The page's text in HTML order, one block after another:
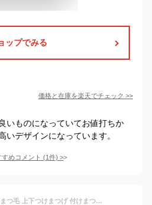
ップでみる
価格と在庫を楽天でチェック >>
いものになっていてお値打ちか
いデザインになっています。
めコメント (1件) >
つけまつげ 上まつ毛 下まつ毛 上下つけまつげ 付けまつ毛 アイラッシュ アイラッシュ V字デザイン 長さ6mm 5ペア入り 送料無料 メール便